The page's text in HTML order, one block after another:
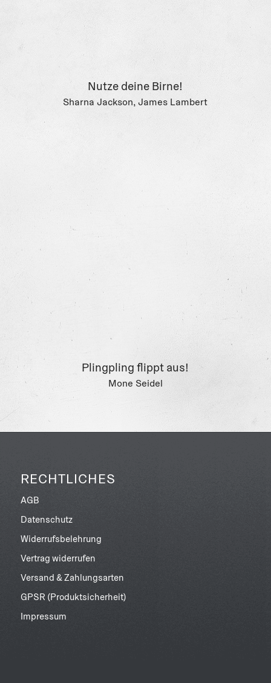
Nutze deine Birne!
Sharna Jackson, James Lambert
Plingpling flippt aus!
Mone Seidel
RECHTLICHES
AGB
Datenschutz
Widerrufsbelehrung
Vertrag widerrufen
Versand & Zahlungsarten
GPSR (Produktsicherheit)
Impressum